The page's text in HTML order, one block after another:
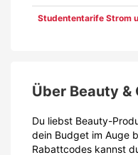
Studententarife Strom
Über Beauty &
Du liebst Beauty-
dein Budget im Auge
Rabattcodes kannst